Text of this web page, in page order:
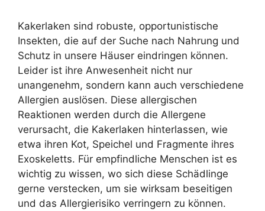
Kakerlaken sind robuste, opportunistische
Insekten, die auf der Suche nach Nahrung und
Schutz in unsere Häuser eindringen können.
Leider ist ihre Anwesenheit nicht nur
unangenehm, sondern kann auch verschiedene
Allergien auslösen. Diese allergischen
Reaktionen werden durch die Allergene
verursacht, die Kakerlaken hinterlassen, wie
etwa ihren Kot, Speichel und Fragmente ihres
Exoskeletts. Für empfindliche Menschen ist es
wichtig zu wissen, wo sich diese Schädlinge
gerne verstecken, um sie wirksam beseitigen
und das Allergierisiko verringern zu können.